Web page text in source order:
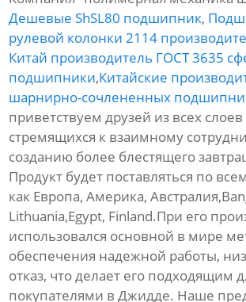
Дешевые ShSL80 подшипник,
рулевой колонки 2114
Китай производитель ГОСТ 3635
подшипники,Китайские
шарнирно-сочлененных
приветствуем друзей из всех
стремящихся к взаимному
созданию более блестящего
Продукт будет поставляться по
как Европа, Америка,
Lithuania,Egypt, Finland.При его
использовался основной в мире
обеспечения надежной работы,
отказ, что делает его подходящим
покупателями в Джидде. Наше